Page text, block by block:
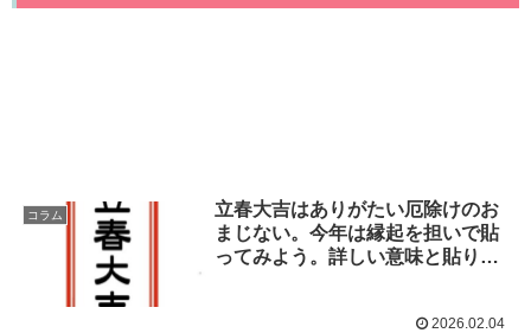
コラム
立春大吉はありがたい厄除けのお
まじない。今年は縁起を担いで貼
ってみよう。詳しい意味と貼り方
2026.02.04